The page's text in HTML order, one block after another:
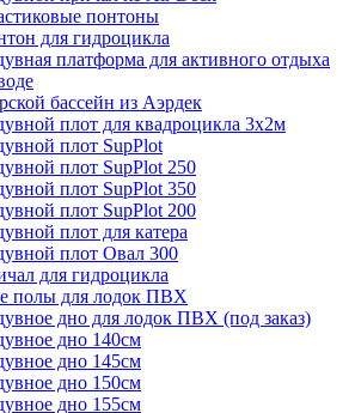
понтоны
для гидроцикла
платформа для активного отдыха
бассейн из Аэрдек
плот для квадроцикла 3х2м
плот SupPlot
плот SupPlot 250
плот SupPlot 350
плот SupPlot 200
плот для катера
плот Овал 300
для гидроцикла
полы для лодок ПВХ
дно для лодок ПВХ (под заказ)
дно 140см
дно 145см
дно 150см
дно 155см